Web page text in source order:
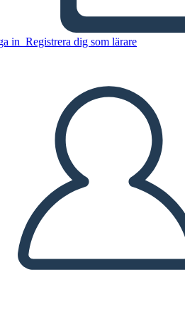
in Registrera dig som lärare
denna storyboard
EN STORYBOARD
LÄS FÖR MIG